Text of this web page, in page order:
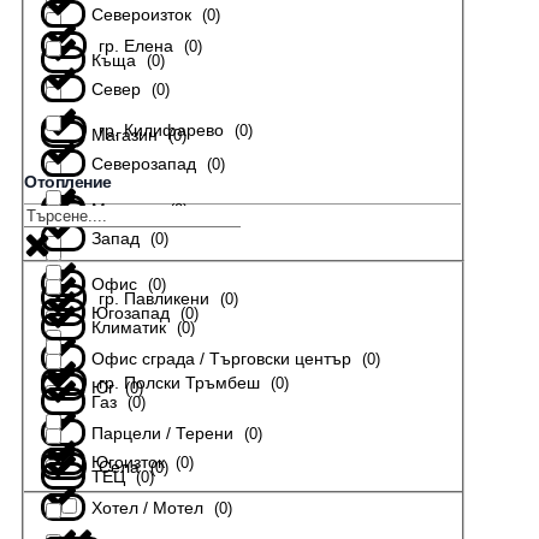
гр. Елена (0)
гр. Килифарево (0)
гр. Павликени (0)
гр. Полски Тръмбеш (0)
Села (0)
Къща (0)
Магазин (0)
Мезонет (0)
Офис (0)
Офис сграда / Търговски център (0)
Парцели / Терени (0)
Хотел / Мотел (0)
Североизток (0)
Север (0)
Северозапад (0)
Запад (0)
Югозапад (0)
Юг (0)
Югоизток (0)
Отопление
Климатик (0)
Газ (0)
ТЕЦ (0)